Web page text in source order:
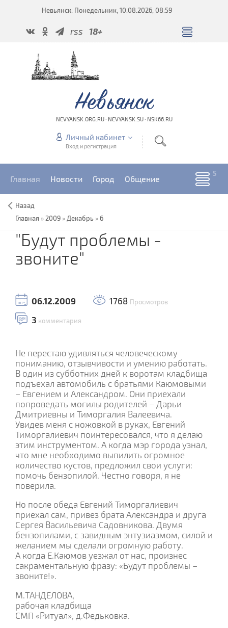
Невьянск: Понедельник, 10.08.2026, 08:59
rss 18+
Невьянск
NEVYANSK.ORG.RU · NEVYANSK.SU · NSK66.RU
Личный кабинет
Вход и регистрация
Главная Новости Город Общение
Назад
Главная » 2009 » Декабрь »6
"Будут проблемы -
звоните"
06.12.2009 1768 Просмотров
3 комментария
Не перестаю удивляться человеческому
пониманию, отзывчивости и умению работать.
В один из субботних дней к воротам кладбища
подъехал автомобиль с братьями Каюмовыми
– Евгением и Александром. Они приехали
попроведать могилы родителей – Дарьи
Дмитриевны и Тиморгалия Валеевича.
Увидев меня с ножовкой в руках, Евгений
Тиморгалиевич поинтересовался, что я делаю
этим инструментом. А когда мэр города узнал,
что мне необходимо выпилить огромное
количество кустов, предложил свои услуги:
помочь бензопилой. Честно говоря, я не
поверила.
Но после обеда Евгений Тиморгалиевич
приехал сам, привез брата Александра и друга
Сергея Васильевича Садовникова. Двумя
бензопилами, с завидным энтузиазмом, силой и
желанием мы сделали огромную работу.
А когда Е.Каюмов уезжал от нас, произнес
сакраментальную фразу: «Будут проблемы –
звоните!».
М.ТАНДЕЛОВА,
рабочая кладбища
СМП «Ритуал», д.Федьковка.